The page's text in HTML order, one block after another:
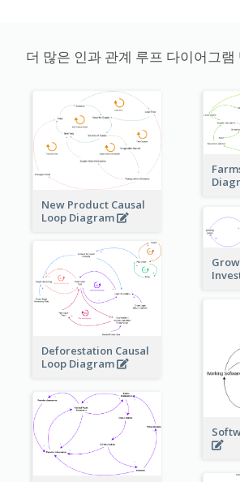
더 많은 인과 관계 루프 다이어그램
New Product Causal
Loop Diagram
Deforestation Causal
Loop Diagram